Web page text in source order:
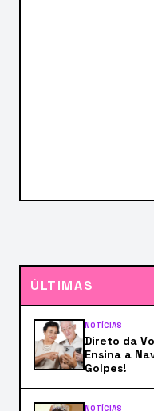
ÚLTIMAS
NOTÍCIAS
Direto da
Ensina a
Golpes!
NOTÍCIAS